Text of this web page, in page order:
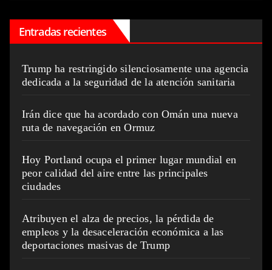
Entradas recientes
Trump ha restringido silenciosamente una agencia
dedicada a la seguridad de la atención sanitaria
Irán dice que ha acordado con Omán una nueva
ruta de navegación en Ormuz
Hoy Portland ocupa el primer lugar mundial en
peor calidad del aire entre las principales
ciudades
Atribuyen el alza de precios, la pérdida de
empleos y la desaceleración económica a las
deportaciones masivas de Trump